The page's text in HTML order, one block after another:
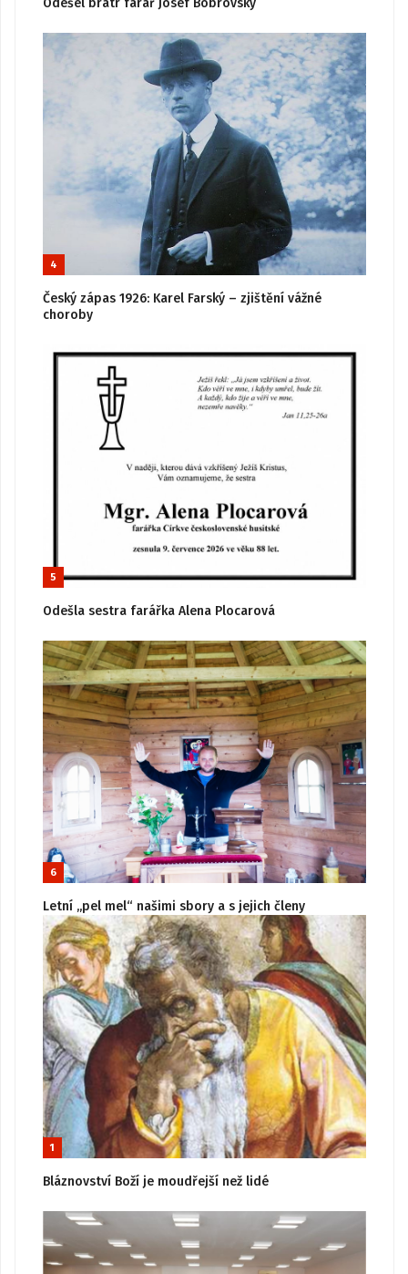
4
Český zápas 1926: Karel Farský – zjištění vážné
choroby
5
Odešla sestra farářka Alena Plocarová
6
Letní „pel mel“ našimi sbory a s jejich členy
1
Bláznovství Boží je moudřejší než lidé